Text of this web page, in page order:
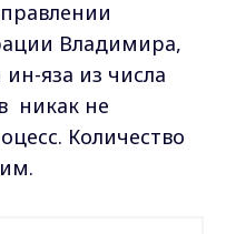
Владимира,
яза из числа
никак не
Количество